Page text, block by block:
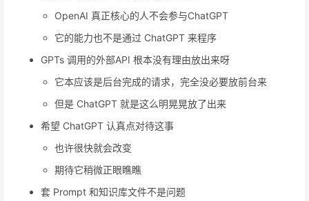
OpenAI 真正核心的人不会参与ChatGPT
它的能力也不是通过 ChatGPT 来程序
GPTs 调用的外部API 根本没有理由放出来呀
它本应该是后台完成的请求，完全没必要放前台来
但是 ChatGPT 就是这么明晃晃放了出来
希望 ChatGPT 认真点对待这事
也许很快就会改变
期待它稍微正眼瞧瞧
套 Prompt 和知识库文件不是问题